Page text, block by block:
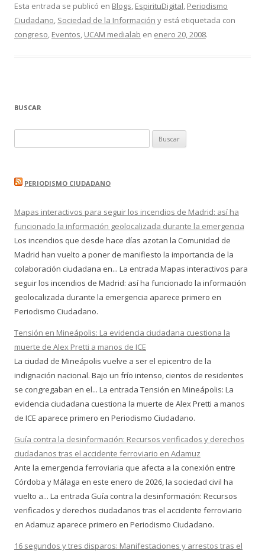
Esta entrada se publicó en Blogs, EspirituDigital, Periodismo
Ciudadano, Sociedad de la Información y está etiquetada con
congreso, Eventos, UCAM medialab en enero 20, 2008.
BUSCAR
PERIODISMO CIUDADANO
Mapas interactivos para seguir los incendios de Madrid: así ha
funcionado la información geolocalizada durante la emergencia
Los incendios que desde hace días azotan la Comunidad de
Madrid han vuelto a poner de manifiesto la importancia de la
colaboración ciudadana en... La entrada Mapas interactivos para
seguir los incendios de Madrid: así ha funcionado la información
geolocalizada durante la emergencia aparece primero en
Periodismo Ciudadano.
Tensión en Mineápolis: La evidencia ciudadana cuestiona la
muerte de Alex Pretti a manos de ICE
La ciudad de Mineápolis vuelve a ser el epicentro de la
indignación nacional. Bajo un frío intenso, cientos de residentes
se congregaban en el... La entrada Tensión en Mineápolis: La
evidencia ciudadana cuestiona la muerte de Alex Pretti a manos
de ICE aparece primero en Periodismo Ciudadano.
Guía contra la desinformación: Recursos verificados y derechos
ciudadanos tras el accidente ferroviario en Adamuz
Ante la emergencia ferroviaria que afecta a la conexión entre
Córdoba y Málaga en este enero de 2026, la sociedad civil ha
vuelto a... La entrada Guía contra la desinformación: Recursos
verificados y derechos ciudadanos tras el accidente ferroviario
en Adamuz aparece primero en Periodismo Ciudadano.
16 segundos y tres disparos: Manifestaciones y arrestos tras el